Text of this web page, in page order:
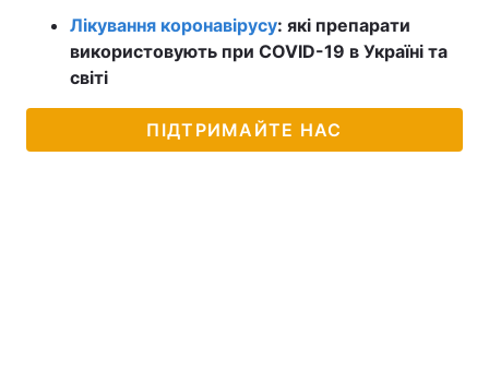
Лікування коронавірусу: які препарати
використовують при COVID-19 в Україні та
світі
ПІДТРИМАЙТЕ НАС